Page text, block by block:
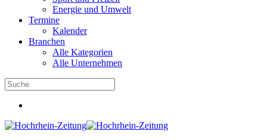
Energie und Umwelt
Termine
Kalender
Branchen
Alle Kategorien
Alle Unternehmen